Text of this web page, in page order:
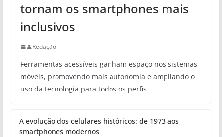
tornam os smartphones mais
inclusivos
Redação
Ferramentas acessíveis ganham espaço nos sistemas
móveis, promovendo mais autonomia e ampliando o
uso da tecnologia para todos os perfis
A evolução dos celulares históricos: de 1973 aos
smartphones modernos